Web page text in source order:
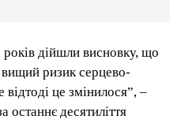
дійшли висновку, що
ризик серцево-
це змінилося”, –
останнє десятиліття